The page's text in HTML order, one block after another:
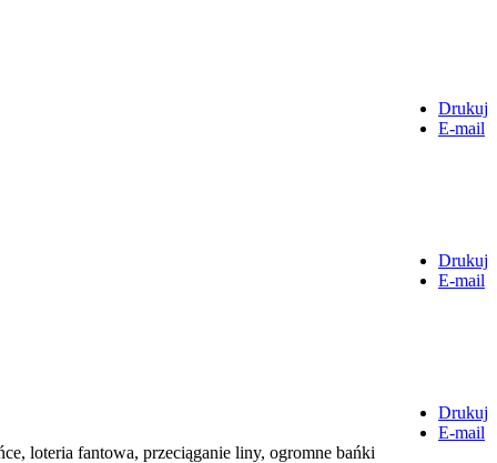
Drukuj
E-mail
Drukuj
E-mail
Drukuj
E-mail
loteria fantowa, przeciąganie liny, ogromne bańki